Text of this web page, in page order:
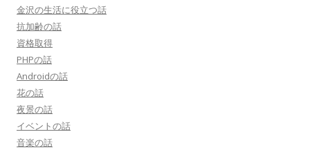
金沢の生活に役立つ話
抗加齢の話
資格取得
PHPの話
Androidの話
花の話
夜景の話
イベントの話
音楽の話